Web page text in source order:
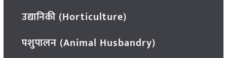
उद्यानिकी (Horticulture)
पशुपालन (Animal Husbandry)